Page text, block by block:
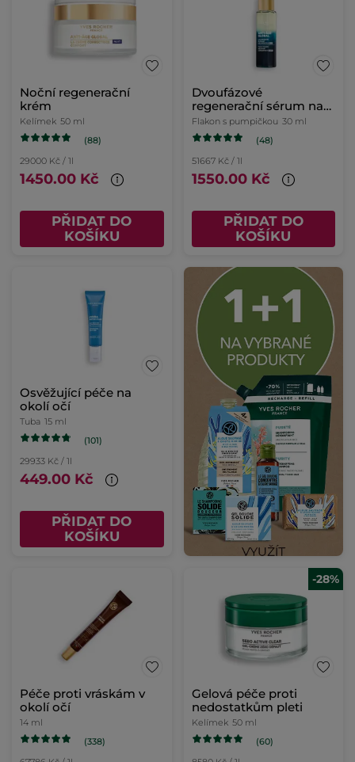
Noční regenerační
krém
Kelímek 50 ml
(88)
29000 Kč / 1l
1450.00 Kč
PŘIDAT DO
KOŠÍKU
Dvoufázové
regenerační sérum na
noc
Flakon s pumpičkou 30 ml
(48)
51667 Kč / 1l
1550.00 Kč
PŘIDAT DO
KOŠÍKU
Osvěžující péče na
okolí očí
Tuba 15 ml
(101)
29933 Kč / 1l
449.00 Kč
PŘIDAT DO
KOŠÍKU
Péče proti vráskám v
okolí očí
14 ml
(338)
-28%
Gelová péče proti
nedostatkům pleti
Kelímek 50 ml
(60)